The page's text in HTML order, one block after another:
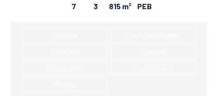
Nombre
7
Nombre
3
Superficie
815 m² PEB